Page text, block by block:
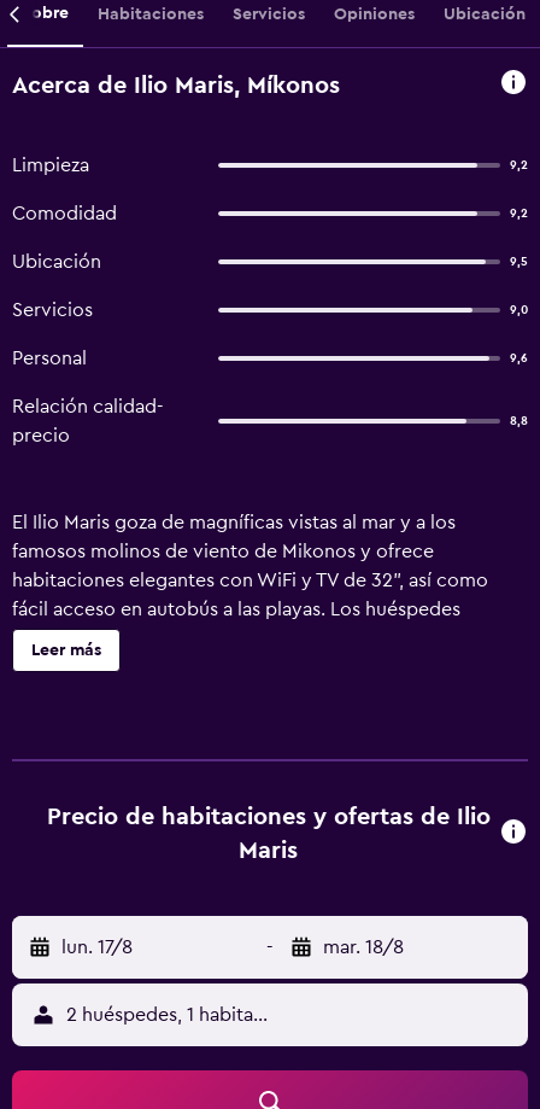
Sobre Habitaciones Servicios Opiniones Ubicación
Acerca de Ilio Maris, Míkonos
Limpieza 9,2
Comodidad 9,2
Ubicación 9,5
Servicios 9,0
Personal 9,6
Relación calidad-
precio
8,8
El Ilio Maris goza de magníficas vistas al mar y a los
famosos molinos de viento de Mikonos y ofrece
habitaciones elegantes con WiFi y TV de 32", así como
fácil acceso en autobús a las playas. Los huéspedes
podrán bañarse en la piscina del Ilio Maris y disfrutar de las
hermosas puestas de sol sobre el mar Egeo. El bar de la
del hotel, los huéspedes encontrarán información turística
y podrán reservar billetes para hacer excursiones a Delos.
se encuentra en un límite de la ciudad de Mikonos, cerca
de las paradas de taxi y autobús. Ofrece fácil acceso a la
cosmopolita ciudad y a las preciosas playas de arena de
Paradise, Paranga, Psarou y Platis Yialos. Hay aparcamiento
privado gratuito.
Leer más
Precio de habitaciones y ofertas de Ilio
Maris
lun. 17/8 - mar. 18/8
2 huéspedes, 1 habitación